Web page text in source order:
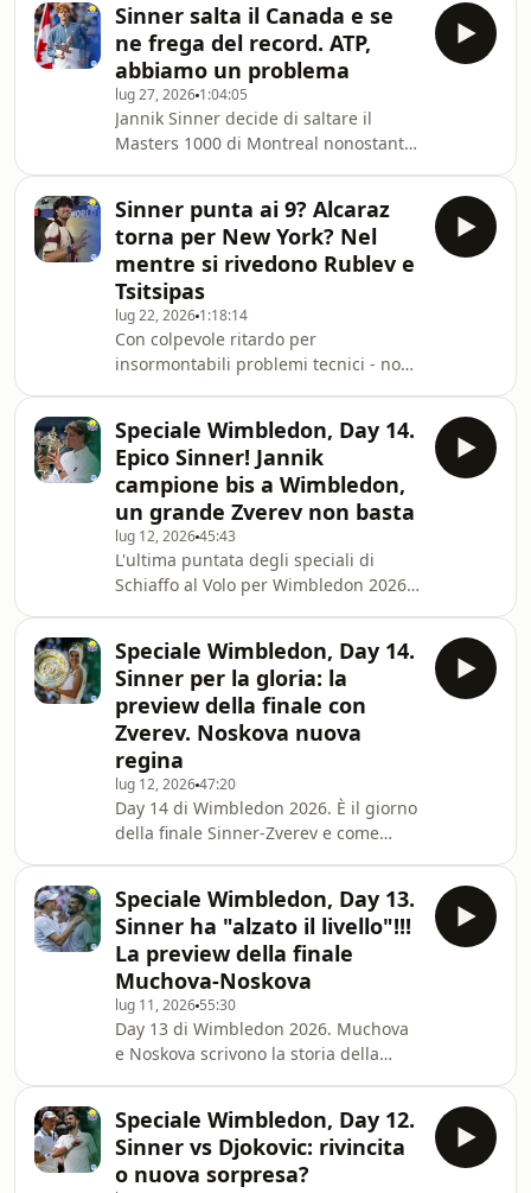
quasi sempre coincisa poi con grandi
traguardi raccolti. Lo spagnolo
continua a crescere ma soprattutto
dimostra una maturità in campo che
non sembra essere quella di un
teenager.Nel mentre la settimana ha
regalato anche il rientro di Lorenzo
Musetti
Sinner salta il Canada e se
ne frega del record. ATP,
abbiamo un problema
lug 27, 2026 1:04:05
Jannik Sinner decide di saltare il
Masters 1000 di Montreal nonostante
Madrid e Roma (che fanno sei con
Parigi dello scorso anno). Una scelta
legittima e comprensibile in ottica US
Open, ma anche una scelta che apre
a due temi.Il primo è quello dell'ATP:
c'è un evidente problema nei '1000' a
dodici giorni e nella perc
Sinner punta ai 9? Alcaraz
torna per New York? Nel
mentre si rivedono Rublev e
Tsitsipas
lug 22, 2026 1:18:14
Con colpevole ritardo per
insormontabili problemi tecnici - non
argomenti. Dal tennis giocato che ha
visto tornare alla vittoria due che non
alzavano un trofeo da più di un anno
come Rublev e Tsitsipas a tutta una
serie di notizie laterali. Le ATP Finals
confermate a Torino fino al 2027; la
sperimentazione di un cambio palle a
Speciale Wimbledon, Day 14.
Epico Sinner! Jannik
campione bis a Wimbledon,
un grande Zverev non basta
lug 12, 202645:43
L'ultima puntata degli speciali di
Schiaffo al Volo per Wimbledon 2026 è
più complicata del previsto. Per due
set il tedesco gioca infatti
probabilmente ciò che è stato il suo
miglior tennis, ma anche questo non
basta. Sinner fa ancora una volta la
storia del tennis italiano e setta una
stagione che con 5 titoli Masters 100
Speciale Wimbledon, Day 14.
Sinner per la gloria: la
preview della finale con
Zverev. Noskova nuova
regina
lug 12, 202647:20
Day 14 di Wimbledon 2026. È il giorno
della finale Sinner-Zverev e come
di quello ripartiamo dalla pazza finale
tra Muchova e Noskova che ha visto
quest'ultima trionfare dopo essersi
vista annullare 5 match point nel
secondo set. Tutto quello che c'è da
sapere sulla finale femminile e su
quella maschile.Poi le vostre
domande
Speciale Wimbledon, Day 13.
Sinner ha "alzato il livello"!!!
La preview della finale
Muchova-Noskova
lug 11, 2026 55:30
Day 13 di Wimbledon 2026. Muchova
e Noskova scrivono la storia della
con 10 milioni di abitanti: la
celebrazione - ancora una volta - della
miglior scuola tennistica femminile.
Speciale Wimbledon, Day 12.
Sinner vs Djokovic: rivincita
o nuova sorpresa?